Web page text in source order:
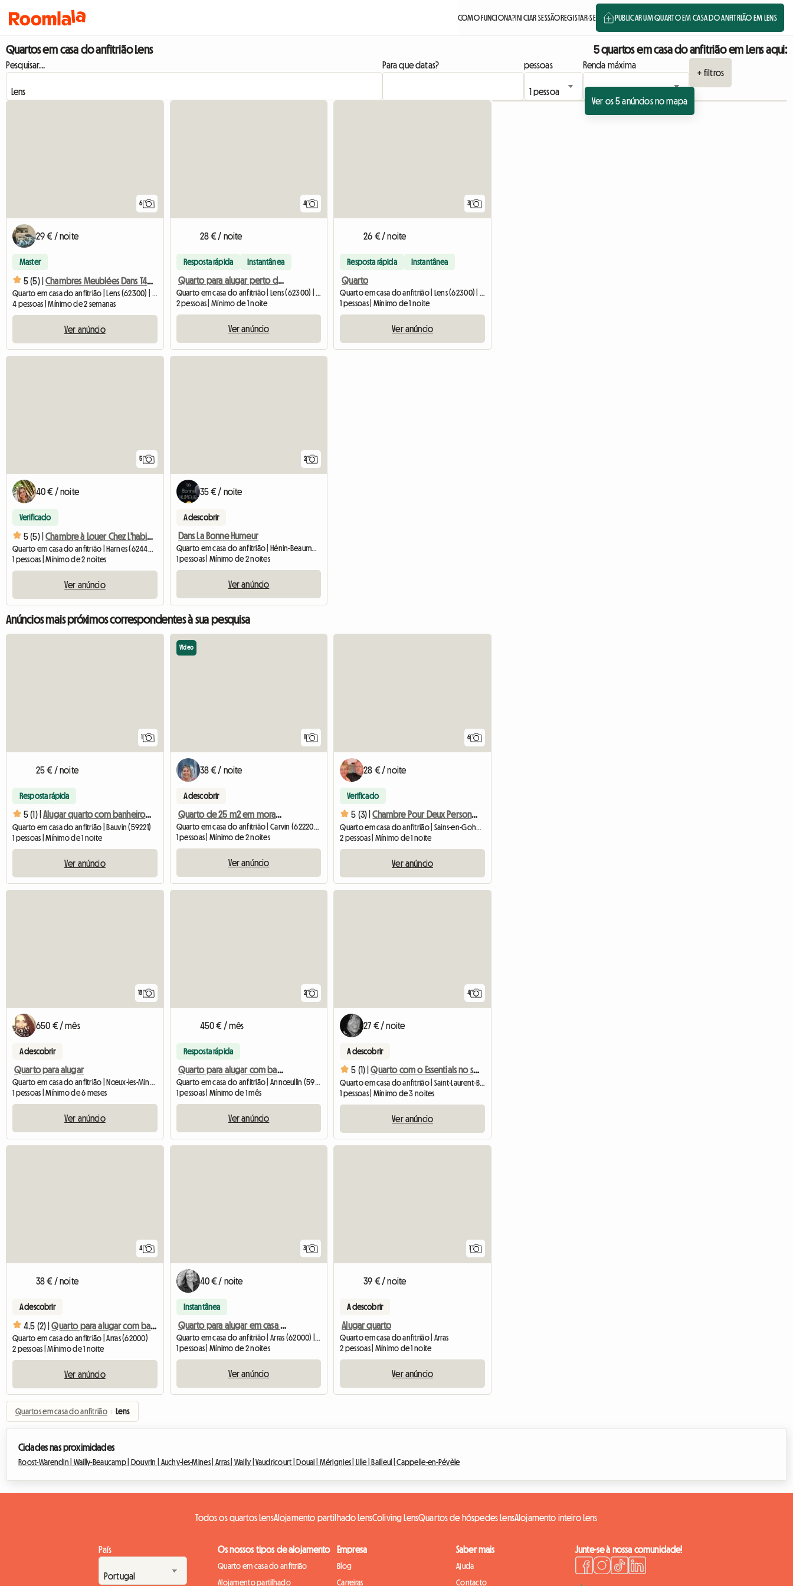
COMO FUNCIONA?INICIAR SESSÃOREGISTAR-SE PUBLICAR UM QUARTO EM CASA DO ANFITRIÃO EM LENS
Quartos em casa do anfitrião Lens 5 quartos em casa do anfitrião em Lens aqui:
Pesquisar... Para que datas? pessoas
Renda máxima
+ filtros
Ver os 5 anúncios no mapa
6
29 € / noite
Master
5 (5) | Chambres Meublées Dans T4 À Lens Hype
Quarto em casa do anfitrião | Lens (62300) | 14 M2
4 pessoas | Mínimo de 2 semanas
Ver anúncio
4
28 € / noite
Resposta rápida Instantânea
Quarto para alugar perto do Louvre-Lens
Quarto em casa do anfitrião | Lens (62300) | 13 M2
2 pessoas | Mínimo de 1 noite
Ver anúncio
3
26 € / noite
Resposta rápida Instantânea
Quarto
Quarto em casa do anfitrião | Lens (62300) | 13 M2
1 pessoas | Mínimo de 1 noite
Ver anúncio
5
40 € / noite
Verificado
5 (5) | Chambre à Louer Chez L'habitant
Quarto em casa do anfitrião | Harnes (62440) | 16 M2
1 pessoas | Mínimo de 2 noites
Ver anúncio
2
35 € / noite
A descobrir
Dans La Bonne Humeur
Quarto em casa do anfitrião | Hénin-Beaumont (62110) | 9 M2
1 pessoas | Mínimo de 2 noites
Ver anúncio
Anúncios mais próximos correspondentes à sua pesquisa
1
25 € / noite
Resposta rápida
5 (1) | Alugar quarto com banheiro e toalete
Quarto em casa do anfitrião | Bauvin (59221)
1 pessoas | Mínimo de 1 noite
Ver anúncio
11
Vídeo
38 € / noite
A descobrir
Quarto de 25 m2 em moradia geminada
1 pessoas | Mínimo de 2 noites
Ver anúncio
6
28 € / noite
Verificado
5 (3) | Chambre Pour Deux Personnes
2 pessoas | Mínimo de 1 noite
Ver anúncio
18
650 € / mês
A descobrir
Quarto para alugar
Quarto em casa do anfitrião | Nœux-les-Mines (62290) | 30 M2
1 pessoas | Mínimo de 6 meses
Ver anúncio
2
450 € / mês
Resposta rápida
Quarto para alugar com banheiro
Quarto em casa do anfitrião | Annœullin (59112)
1 pessoas | Mínimo de 1 mês
Ver anúncio
4
27 € / noite
A descobrir
5 (1) | Quarto com o Essentials no setor @rras
Quarto em casa do anfitrião | Saint-Laurent-Blangy (62223) | 21 M2
1 pessoas | Mínimo de 3 noites
Ver anúncio
4
38 € / noite
A descobrir
4.5 (2) | Quarto para alugar com banheiro
Quarto em casa do anfitrião | Arras (62000)
2 pessoas | Mínimo de 1 noite
Ver anúncio
3
40 € / noite
Instantânea
Quarto para alugar em casa particular (acomodação compartilhada)
Quarto em casa do anfitrião | Arras (62000) | 8 M2
1 pessoas | Mínimo de 2 noites
Ver anúncio
1
39 € / noite
A descobrir
Alugar quarto
Quarto em casa do anfitrião | Arras
2 pessoas | Mínimo de 1 noite
Ver anúncio
Quartos em casa do anfitrião › Lens
Cidades nas proximidades
Roost-Warendin | Wailly-Beaucamp | Douvrin | Auchy-les-Mines | Arras | Wailly |Vaudricourt | Douai | Mérignies | Lille | Bailleul |Cappelle-en-Pévèle
Todos os quartos LensAlojamento partilhado LensColiving LensQuartos de hóspedes LensAlojamento inteiro Lens
País Os nossos tipos de alojamento
Quarto em casa do anfitrião
Alojamento partilhado
Empresa
Blog
Carreiras
Saber mais
Ajuda
Contacto
Junte-se à nossa comunidade!